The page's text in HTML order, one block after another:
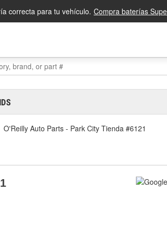
correcta para tu vehículo. Compra baterías
O'Reilly Auto Parts - Park City Tienda #6121